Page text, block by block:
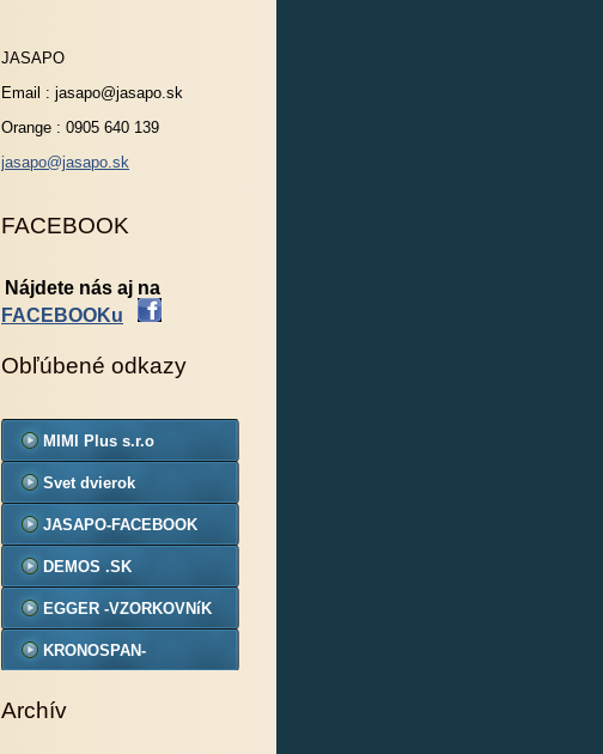
JASAPO
Email : jasapo@jasapo.sk
Orange : 0905 640 139
jasapo@jasapo.sk
FACEBOOK
Nájdete nás aj na
FACEBOOKu
Obľúbené odkazy
MIMI Plus s.r.o
Svet dvierok
JASAPO-FACEBOOK
DEMOS .SK
EGGER -VZORKOVNíK
KRONOSPAN-
Archív